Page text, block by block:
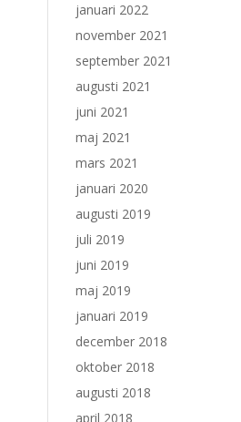
januari 2022
november 2021
september 2021
augusti 2021
juni 2021
maj 2021
mars 2021
januari 2020
augusti 2019
juli 2019
juni 2019
maj 2019
januari 2019
december 2018
oktober 2018
augusti 2018
april 2018